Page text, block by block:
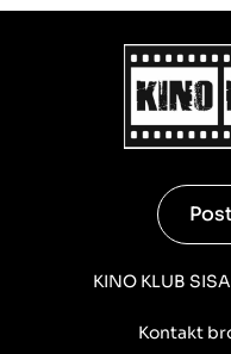
KINO KLUB
Kontakt